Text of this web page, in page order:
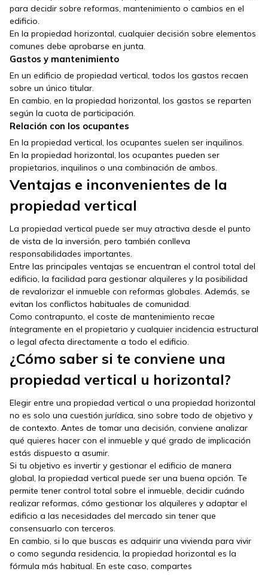
para decidir sobre reformas, mantenimiento o cambios en el
edificio.
En la propiedad horizontal, cualquier decisión sobre elementos
comunes debe aprobarse en junta.
Gastos y mantenimiento
En un edificio de propiedad vertical, todos los gastos recaen
sobre un único titular.
En cambio, en la propiedad horizontal, los gastos se reparten
según la cuota de participación.
Relación con los ocupantes
En la propiedad vertical, los ocupantes suelen ser inquilinos.
En la propiedad horizontal, los ocupantes pueden ser
propietarios, inquilinos o una combinación de ambos.
Ventajas e inconvenientes de la
propiedad vertical
La propiedad vertical puede ser muy atractiva desde el punto
de vista de la inversión, pero también conlleva
responsabilidades importantes.
Entre las principales ventajas se encuentran el control total del
edificio, la facilidad para gestionar alquileres y la posibilidad
de revalorizar el inmueble con reformas globales. Además, se
evitan los conflictos habituales de comunidad.
Como contrapunto, el coste de mantenimiento recae
íntegramente en el propietario y cualquier incidencia estructural
o legal afecta directamente a todo el edificio.
¿Cómo saber si te conviene una
propiedad vertical u horizontal?
Elegir entre una propiedad vertical o una propiedad horizontal
no es solo una cuestión jurídica, sino sobre todo de objetivo y
de contexto. Antes de tomar una decisión, conviene analizar
qué quieres hacer con el inmueble y qué grado de implicación
estás dispuesto a asumir.
Si tu objetivo es invertir y gestionar el edificio de manera
global, la propiedad vertical puede ser una buena opción. Te
permite tener control total sobre el inmueble, decidir cuándo
realizar reformas, cómo gestionar los alquileres y adaptar el
edificio a las necesidades del mercado sin tener que
consensuarlo con terceros.
En cambio, si lo que buscas es adquirir una vivienda para vivir
o como segunda residencia, la propiedad horizontal es la
fórmula más habitual. En este caso, compartes